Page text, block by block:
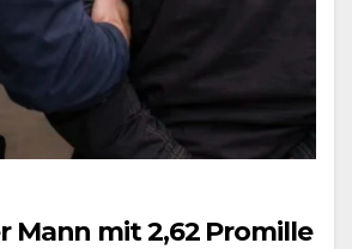
Mann mit 2,62 Promille